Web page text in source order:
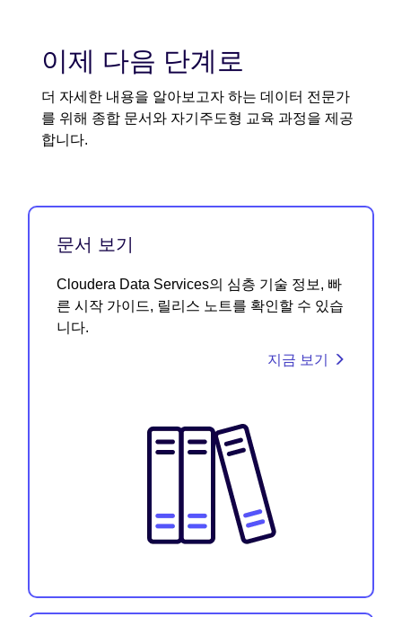
이제 다음 단계로
더 자세한 내용을 알아보고자 하는 데이터 전문가
를 위해 종합 문서와 자기주도형 교육 과정을 제공
합니다.
문서 보기
Cloudera Data Services의 심층 기술 정보, 빠
른 시작 가이드, 릴리스 노트를 확인할 수 있습
니다.
지금 보기